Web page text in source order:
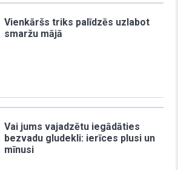
Vienkāršs triks palīdzēs uzlabot
smaržu mājā
Vai jums vajadzētu iegādāties
bezvadu gludekli: ierīces plusi un
mīnusi